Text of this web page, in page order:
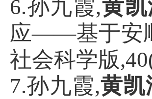
6.孙九霞,黄
应——基于安
社会科学版
7.孙九霞,黄凯